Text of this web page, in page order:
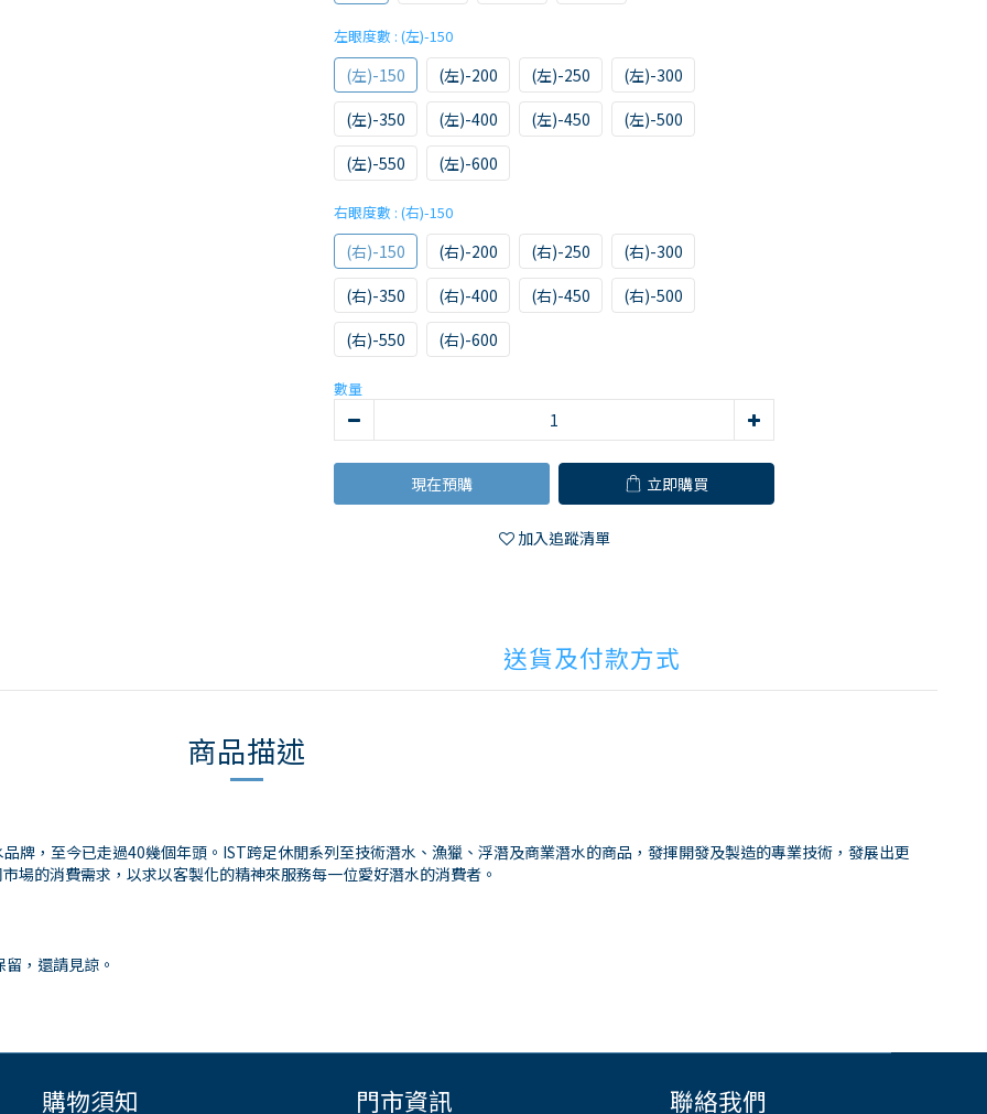
左眼度數 : (左)-150
(左)-150 (左)-200 (左)-250
(左)-300
(左)-350
(左)-400 (左)-450
(左)-500
(左)-550
(左)-600
右眼度數 : (右)-150
(右)-150 (右)-200 (右)-250
(右)-300
(右)-350
(右)-400 (右)-450
(右)-500
(右)-550
(右)-600
數量
現在預購 立即購買
加入追蹤清單
送貨及付款方式
商品描述
，至今已走過40幾個年頭。IST跨足休閒系列至技術潛水、漁獵、浮潛及商業潛水的商品，發揮開發及製造的專業技術，發展出更
場的消費需求，以求以客製化的精神來服務每一位愛好潛水的消費者。
，還請見諒。
購物須知 門市資訊 聯絡我們